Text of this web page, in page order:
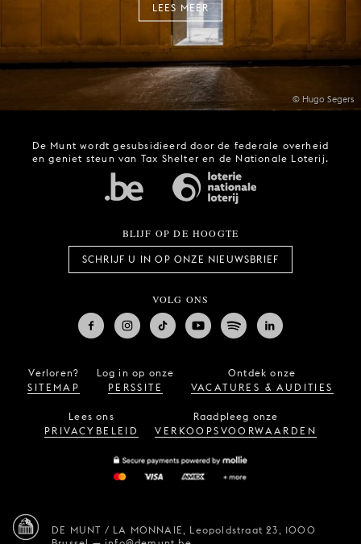
© Hugo Segers
LEES MEER
De Munt wordt gesubsidieerd door de federale overheid
en geniet steun van Tax Shelter en de Nationale Loterij.
BLIJF OP DE HOOGTE
SCHRIJF U IN OP ONZE NIEUWSBRIEF
VOLG ONS
Verloren?
SITEMAP
Log in op onze
PERSSITE
Ontdek onze
VACATURES & AUDITIES
Lees ons
PRIVACYBELEID
Raadpleeg onze
VERKOOPSVOORWAARDEN
DE MUNT / LA MONNAIE, Leopoldstraat 23, 1000